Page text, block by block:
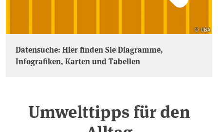
© UBA
Datensuche: Hier finden Sie Diagramme,
Infografiken, Karten und Tabellen
Umwelttipps für den